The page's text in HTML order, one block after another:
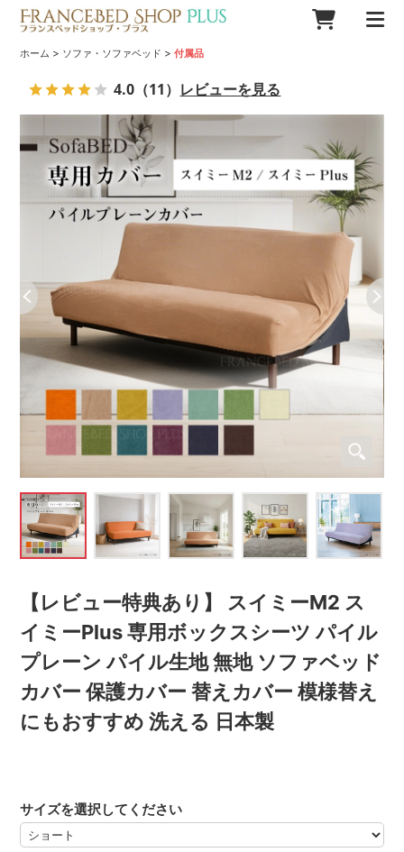
ホーム > ソファ・ソファベッド >付属品
【レビュー特典あり】 スイミーM2 ス
イミーPlus 専用ボックスシーツ パイル
プレーン パイル生地 無地 ソファベッド
カバー 保護カバー 替えカバー 模様替え
にもおすすめ 洗える 日本製
サイズを選択してください
4.0 （11） レビューを見る